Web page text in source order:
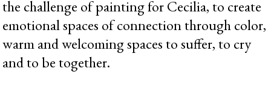
the challenge of painting for Cecilia, to create
emotional spaces of connection through color,
warm and welcoming spaces to suffer, to cry
and to be together.